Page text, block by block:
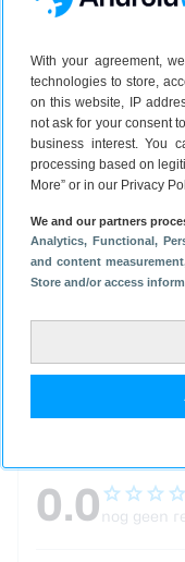
With your agreement,
technologies to store,
on this website, IP
not ask for your consent
business interest. You
processing based on
More” or in our Privacy
We and our partners
Analytics, Functional,
and content
Store and/or access
OPPO Find
DeOPPO Find X3
onderstaande
OPPO een
een OPPO Watch
AirVOOC 45W
van een OPPO
OPPO Find X3 Pro
store,T-
Gebruikers
0.0 nog geen